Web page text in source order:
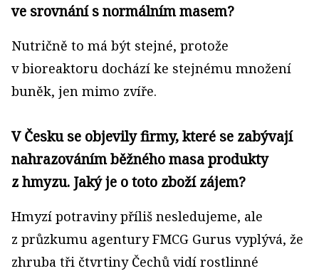
ve srovnání s normálním masem?
Nutričně to má být stejné, protože
v bioreaktoru dochází ke stejnému množení
buněk, jen mimo zvíře.
V Česku se objevily firmy, které se zabývají
nahrazováním běžného masa produkty
z hmyzu. Jaký je o toto zboží zájem?
Hmyzí potraviny příliš nesledujeme, ale
z průzkumu agentury FMCG Gurus vyplývá, že
zhruba tři čtvrtiny Čechů vidí rostlinné